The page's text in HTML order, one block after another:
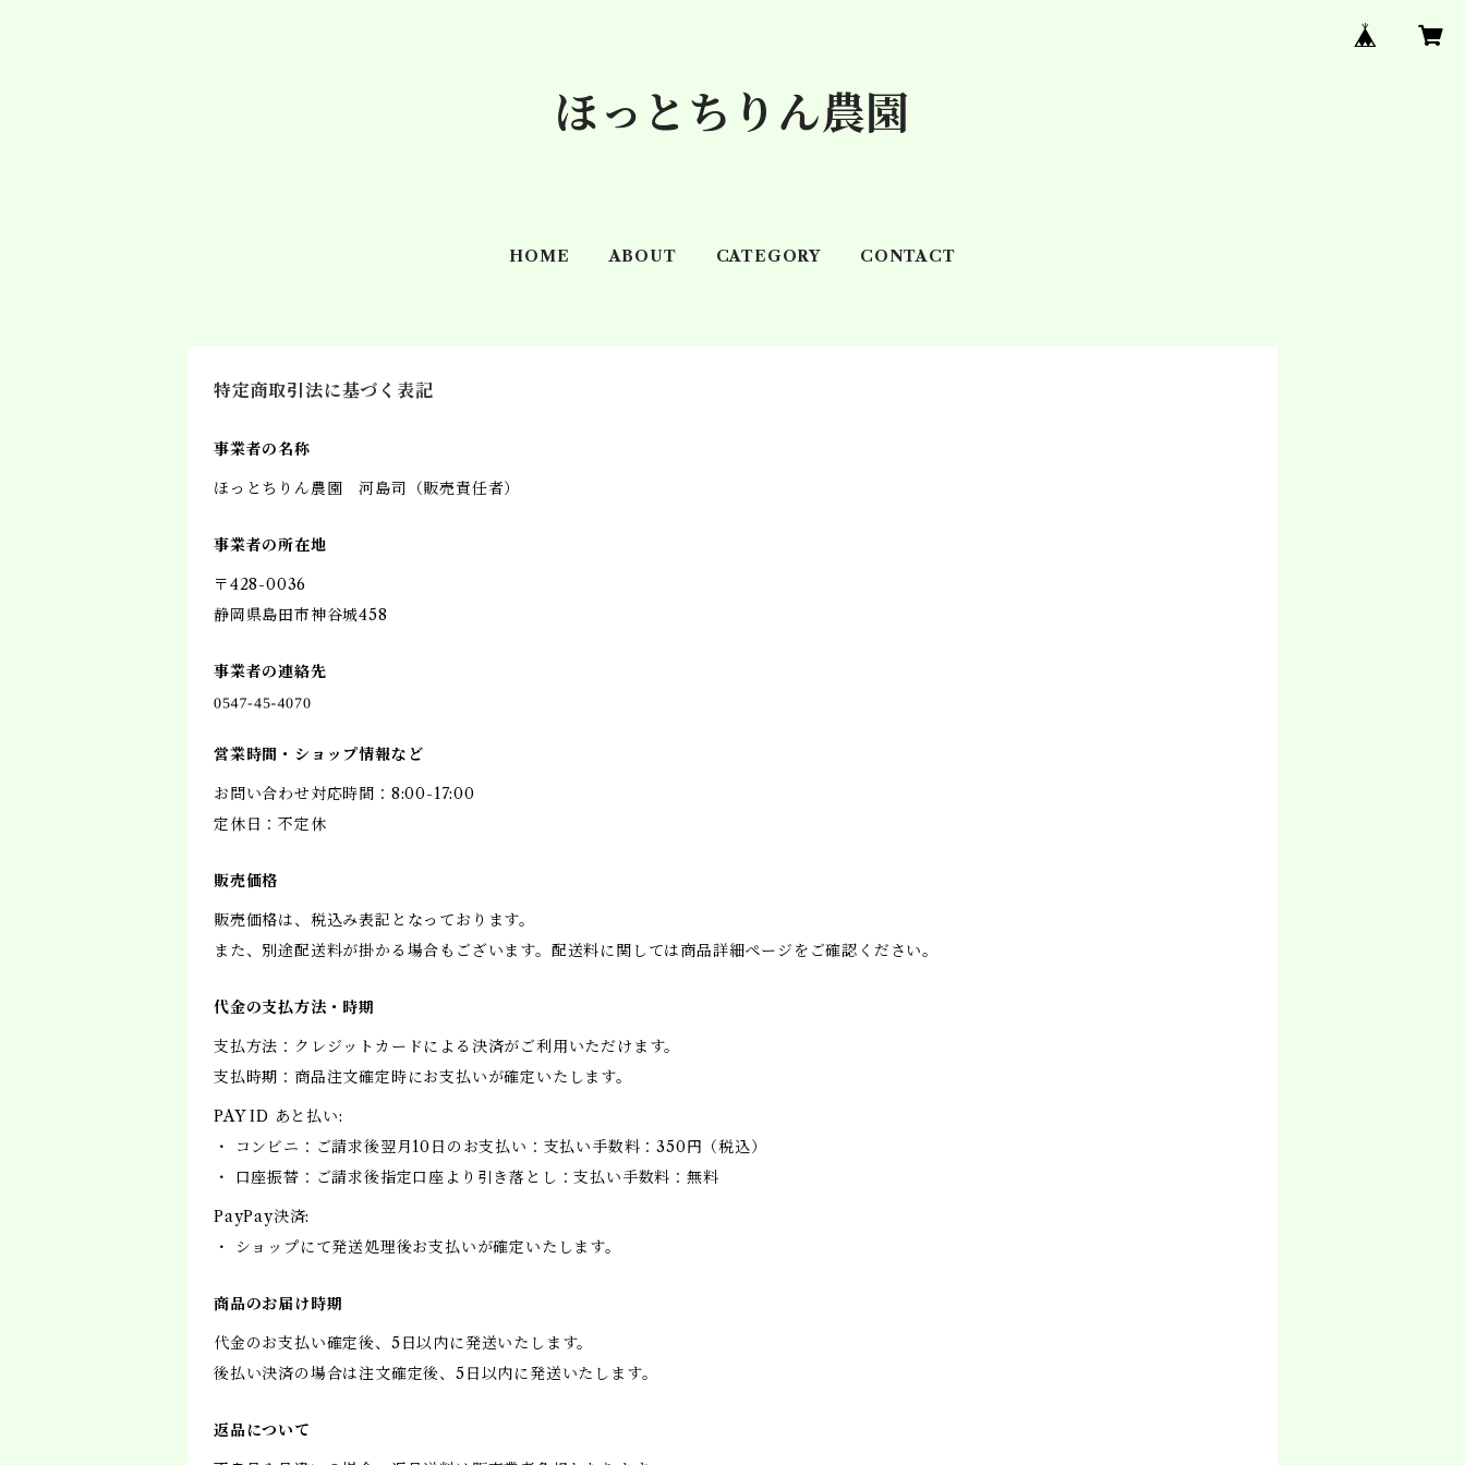
ほっとちりん農園
HOME ABOUT CATEGORY CONTACT
特定商取引法に基づく表記
事業者の名称
ほっとちりん農園 河島司（販売責任者）
事業者の所在地
〒428-0036
静岡県島田市神谷城458
事業者の連絡先
営業時間・ショップ情報など
お問い合わせ対応時間：8:00-17:00
定休日：不定休
販売価格
販売価格は、税込み表記となっております。
また、別途配送料が掛かる場合もございます。配送料に関しては商品詳細ページをご確認ください。
代金の支払方法・時期
支払方法：クレジットカードによる決済がご利用いただけます。
支払時期：商品注文確定時にお支払いが確定いたします。
PAY ID あと払い:
・ コンビニ：ご請求後翌月10日のお支払い：支払い手数料：350円（税込）
・ 口座振替：ご請求後指定口座より引き落とし：支払い手数料：無料
PayPay決済:
・ ショップにて発送処理後お支払いが確定いたします。
商品のお届け時期
代金のお支払い確定後、5日以内に発送いたします。
後払い決済の場合は注文確定後、5日以内に発送いたします。
返品について